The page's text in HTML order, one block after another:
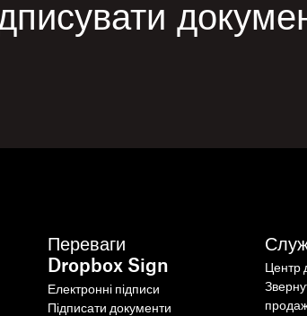
Переваги
Dropbox Sign
Електронні підписи
Підписати документи
Центр